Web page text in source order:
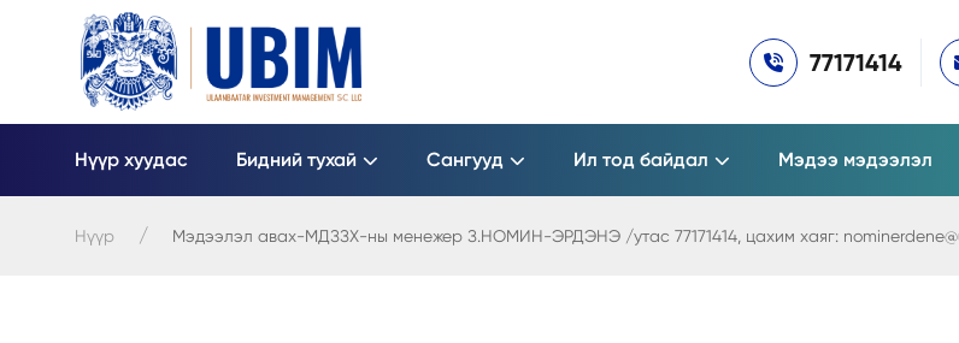
77171414
Нүүр хуудас Бидний тухай Сангууд Ил тод байдал Мэдээ мэдээлэл
Нүүр Мэдээлэл авах-МДЗЗХ-ны менежер З.НОМИН-ЭРДЭНЭ /утас 77171414, цахим хаяг: